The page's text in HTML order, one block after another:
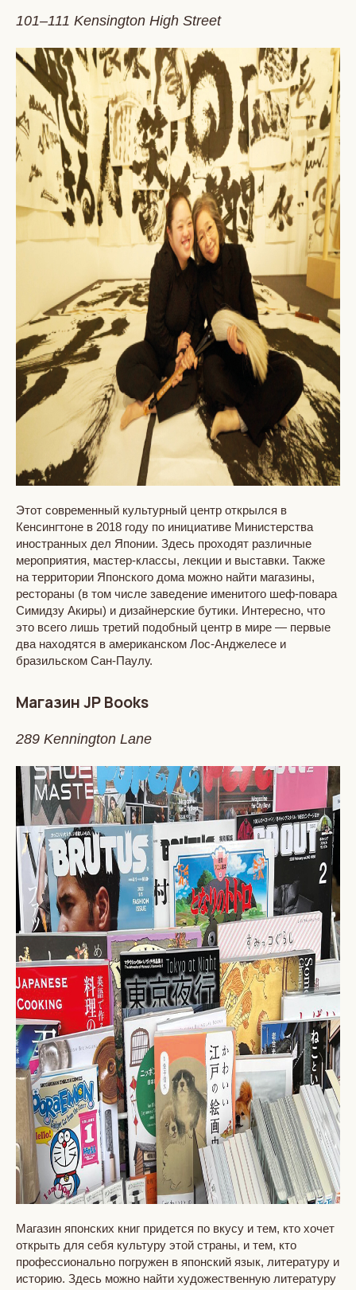
101–111 Kensington High Street
Этот современный культурный центр открылся в
Кенсингтоне в 2018 году по инициативе Министерства
иностранных дел Японии. Здесь проходят различные
мероприятия, мастер-классы, лекции и выставки. Также
на территории Японского дома можно найти магазины,
рестораны (в том числе заведение именитого шеф-повара
Симидзу Акиры) и дизайнерские бутики. Интересно, что
это всего лишь третий подобный центр в мире — первые
два находятся в американском Лос-Анджелесе и
бразильском Сан-Паулу.
Магазин JP Books
289 Kennington Lane
Магазин японских книг придется по вкусу и тем, кто хочет
открыть для себя культуру этой страны, и тем, кто
профессионально погружен в японский язык, литературу и
историю. Здесь можно найти художественную литературу